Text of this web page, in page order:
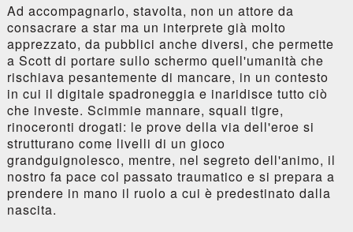
Ad accompagnarlo, stavolta, non un attore da
consacrare a star ma un interprete già molto
apprezzato, da pubblici anche diversi, che permette
a Scott di portare sullo schermo quell'umanità che
rischiava pesantemente di mancare, in un contesto
in cui il digitale spadroneggia e inaridisce tutto ciò
che investe. Scimmie mannare, squali tigre,
rinoceronti drogati: le prove della via dell'eroe si
strutturano come livelli di un gioco
grandguignolesco, mentre, nel segreto dell'animo, il
nostro fa pace col passato traumatico e si prepara a
prendere in mano il ruolo a cui è predestinato dalla
nascita.